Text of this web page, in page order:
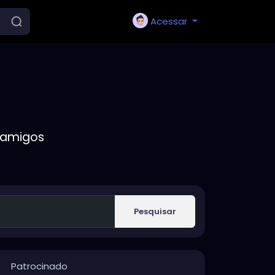
Acessar
Pesquisar
Patrocinado